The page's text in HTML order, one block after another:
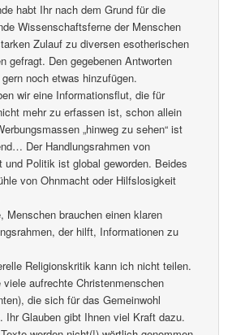
habt Ihr nach dem Grund für die
Wissenschaftsferne der Menschen
Zulauf zu diversen esotherischen
gefragt. Den gegebenen Antworten
noch etwas hinzufügen.
wir eine Informationsflut, die für
mehr zu erfassen ist, schon allein
„hinweg zu sehen“ ist
Der Handlungsrahmen von
und Politik ist global geworden. Beides
von Ohnmacht oder Hilfslosigkeit
Menschen brauchen einen klaren
der hilft, Informationen zu
Religionskritik kann ich nicht teilen.
viele aufrechte Christenmenschen
die sich für das Gemeinwohl
Ihr Glauben gibt Ihnen viel Kraft dazu.